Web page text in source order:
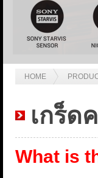
HOME
เกร็ด
What is